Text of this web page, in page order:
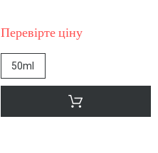
Перевірте ціну
50ml